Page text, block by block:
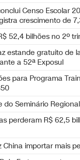
Censo Escolar
crescimento de
52,4 bilhões no 2º
estande gratuito de
a 52ª Exposul
para Programa
do Seminário
perderam R$ 62,5
China importar mais